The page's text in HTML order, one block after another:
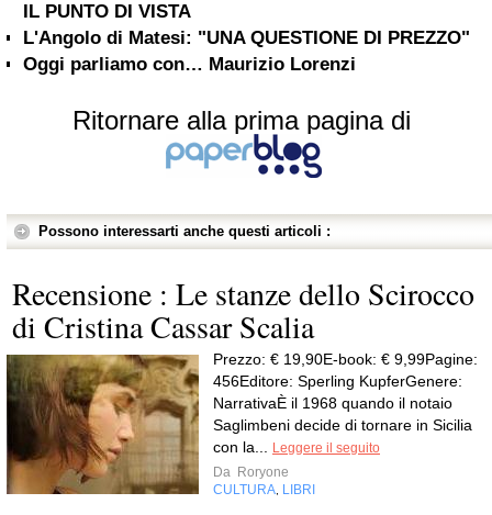
IL PUNTO DI VISTA
L'Angolo di Matesi: "UNA QUESTIONE DI PREZZO"
Oggi parliamo con… Maurizio Lorenzi
Ritornare alla prima pagina di
Possono interessarti anche questi articoli :
Recensione : Le stanze dello Scirocco
di Cristina Cassar Scalia
Prezzo: € 19,90E-book: € 9,99Pagine:
456Editore: Sperling KupferGenere:
NarrativaÈ il 1968 quando il notaio
Saglimbeni decide di tornare in Sicilia
con la...
Leggere il seguito
Da Roryone
CULTURA LIBRI